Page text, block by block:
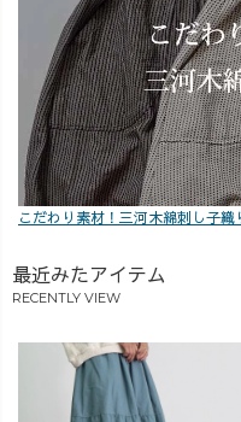
な声が現場でも
続出している、
新作2アイテム。
🌿 発売は 今
週末。 🌿 カラ
ー・詳細はスト
ーリーズでも公
開していきま
す。 気になる
ントで 「ボア見
たい！」「スカ
る！」 と気軽に
教えてください
ね☺️
で
こだわり素材！三河木綿刺し子織
最近みたアイテム
RECENTLY VIEW